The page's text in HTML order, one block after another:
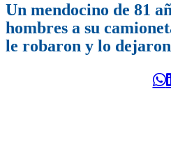
Un mendocino de 81
hombres a su
le robaron y lo